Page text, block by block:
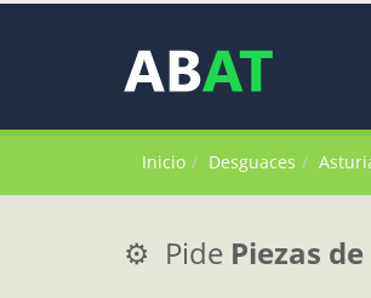
Inicio Desguaces
⚙️ Pide Piezas